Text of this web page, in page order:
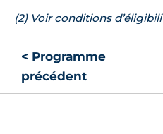
(2) Voir conditions
< Programme
précédent